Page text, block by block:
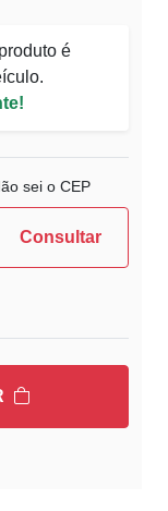
é
sei o CEP
Consultar